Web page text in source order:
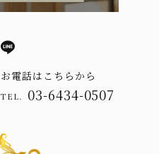
お電話はこちらから
TEL. 03-6434-0507